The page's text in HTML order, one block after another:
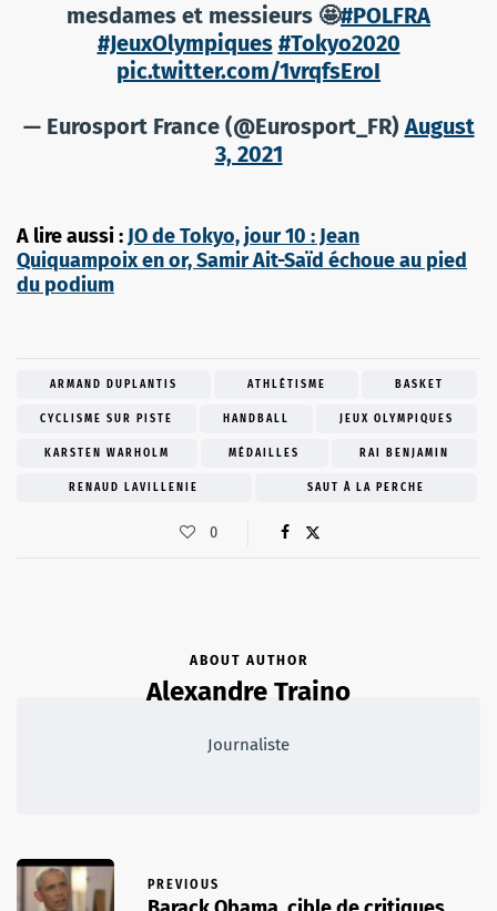
mesdames et messieurs 🤩#POLFRA
#JeuxOlympiques #Tokyo2020
pic.twitter.com/1vrqfsEroI
— Eurosport France (@Eurosport_FR)August
3, 2021
A lire aussi : JO de Tokyo, jour 10 : Jean
Quiquampoix en or, Samir Ait-Saïd échoue au pied
du podium
ARMAND DUPLANTIS ATHLÉTISME BASKET
CYCLISME SUR PISTE HANDBALL JEUX OLYMPIQUES
KARSTEN WARHOLM MÉDAILLES RAI BENJAMIN
RENAUD LAVILLENIE SAUT À LA PERCHE
0
ABOUT AUTHOR
Alexandre Traino
Journaliste
PREVIOUS